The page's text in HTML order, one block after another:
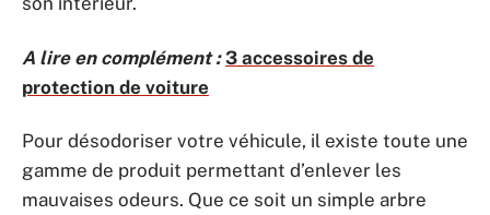
A lire en complément : 3 accessoires de
protection de voiture
Pour désodoriser votre véhicule, il existe toute une
gamme de produit permettant d’enlever les
mauvaises odeurs. Que ce soit un simple arbre